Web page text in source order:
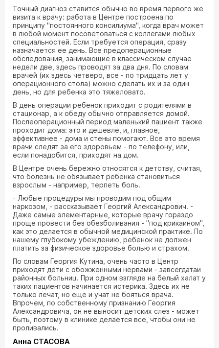
Точный диагноз ставится обычно во время первого же
визита к врачу: работа в Центре построена по
принципу "постоянного консилиума", когда врач может
в любой момент посоветоваться с коллегами любых
специальностей. Если требуется операция, сразу
назначается ее день. Все предоперационные
обследования, занимающие в классическом случае
недели две, здесь проводят за два дня. По словам
врачей (их здесь четверо, все - по тридцать лет у
операционного стола) можно сделать их и за один
день, но для ребенка это тяжеловато.
В день операции ребенок приходит с родителями в
стационар, а к обеду обычно отправляется домой.
Послеоперационный период маленький пациент также
проходит дома: это и дешевле, и, главное,
эффективнее - дома и стены помогают. Все это время
врачи следят за его здоровьем - по телефону, или,
если понадобится, приходят на дом.
В Центре очень бережно относятся к детству, считая,
что болезнь не обязывает ребенка становиться
взрослым - например, терпеть боль.
- Любые процедуры мы проводим под общим
наркозом, - рассказывает Георгий Александрович. -
Даже самые элементарные, которые врачу гораздо
проще провести без обезболивания - "под крикаином",
как это делается в обычной медицинской практике. По
нашему глубокому убеждению, ребенок не должен
платить за физическое здоровье болью и страхом.
По словам Георгия Кутина, очень часто в Центр
приходят дети с обожженными нервами - завсегдатаи
районных больниц. При одном взгляде на белый халат у
таких пациентов начинается истерика. Здесь их не
только лечат, но еще и учат не бояться врача.
Впрочем, по собственному признанию Георгия
Александровича, он не выносит детских слез - может
быть, поэтому в клинике делается все, чтобы они не
проливались.
Анна СТАСОВА